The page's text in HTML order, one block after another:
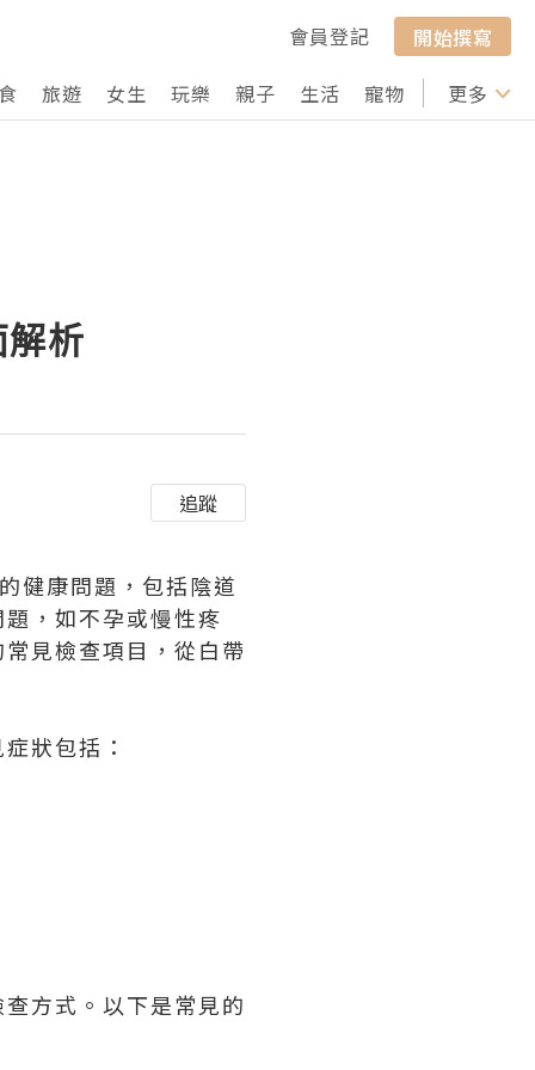
會員登記
開始撰寫
旅遊 女生 玩樂 親子 生活 寵物 行山 打卡
更多
析
追蹤
健康問題，包括陰道
，如不孕或慢性疼
見檢查項目，從白帶
狀包括：
方式。以下是常見的